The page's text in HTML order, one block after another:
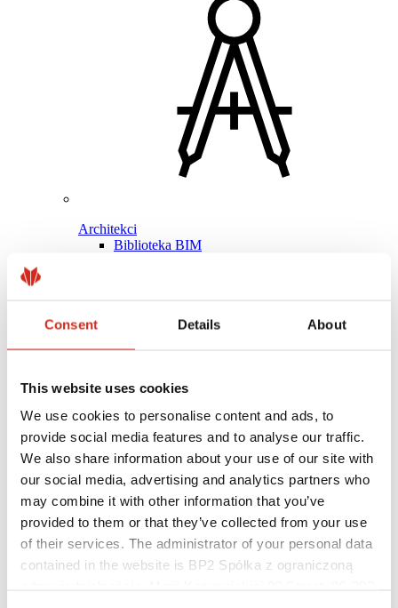
Consent Details About
This website uses cookies
We use cookies to personalise content and ads, to
provide social media features and to analyse our traffic.
We also share information about your use of our site with
our social media, advertising and analytics partners who
may combine it with other information that you’ve
provided to them or that they’ve collected from your use
of their services. The administrator of your personal data
contained in the website is BP2 Spółka z ograniczoną
Architekci
Biblioteka BIM
Pomocne linki